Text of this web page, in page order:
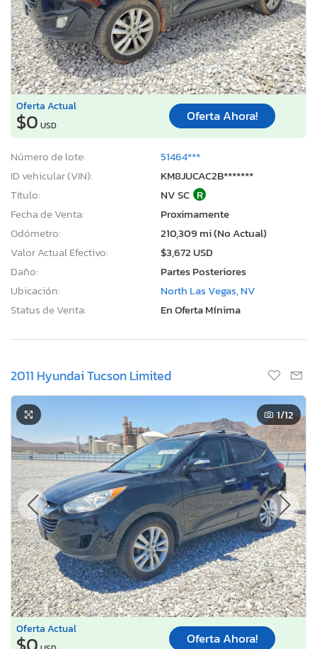
Oferta Actual
$0 USD
Oferta Ahora!
Número de lote:
51464***
ID vehicular (VIN):
KM8JUCAC2B*******
Título:
NV SC R
Fecha de Venta:
Proximamente
Odómetro:
210,309 mi (No Actual)
Valor Actual Efectivo:
$3,672 USD
Daño:
Partes Posteriores
Ubicación:
North Las Vegas, NV
Status de Venta:
En Oferta Mínima
2011 Hyundai Tucson Limited
1/12
Oferta Actual
Oferta Ahora!